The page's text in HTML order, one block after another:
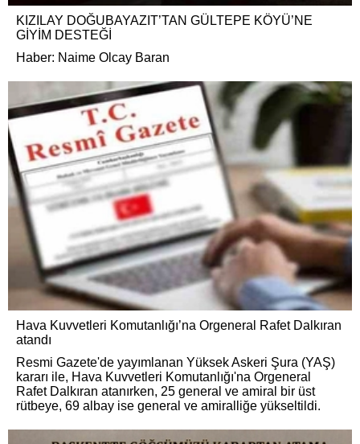
KIZILAY DOĞUBAYAZIT’TAN GÜLTEPE KÖYÜ’NE
GİYİM DESTEĞİ
Haber: Naime Olcay Baran
Hava Kuvvetleri Komutanlığı’na Orgeneral Rafet Dalkıran
atandı
Resmi Gazete'de yayımlanan Yüksek Askeri Şura (YAŞ)
kararı ile, Hava Kuvvetleri Komutanlığı'na Orgeneral
Rafet Dalkıran atanırken, 25 general ve amiral bir üst
rütbeye, 69 albay ise general ve amiralliğe yükseltildi.